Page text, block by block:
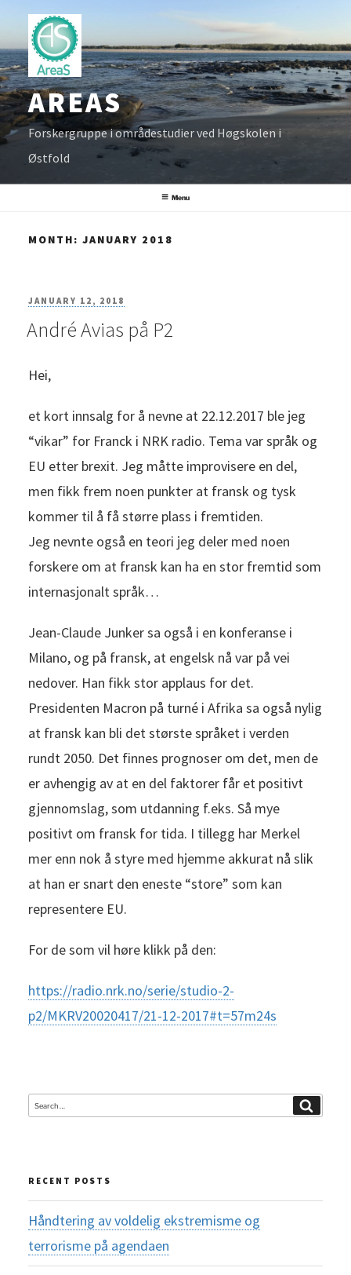
content
AREAS
Forskergruppe i områdestudier ved Høgskolen i
Østfold
Menu
MONTH: JANUARY 2018
POSTED
ON
JANUARY 12, 2018
André Avias på P2
Hei,
et kort innsalg for å nevne at 22.12.2017 ble jeg
“vikar” for Franck i NRK radio. Tema var språk og
EU etter brexit. Jeg måtte improvisere en del,
men fikk frem noen punkter at fransk og tysk
kommer til å få større plass i fremtiden.
Jeg nevnte også en teori jeg deler med noen
forskere om at fransk kan ha en stor fremtid som
internasjonalt språk…
Jean-Claude Junker sa også i en konferanse i
Milano, og på fransk, at engelsk nå var på vei
nedover. Han fikk stor applaus for det.
Presidenten Macron på turné i Afrika sa også nylig
at fransk kan bli det største språket i verden
rundt 2050. Det finnes prognoser om det, men de
er avhengig av at en del faktorer får et positivt
gjennomslag, som utdanning f.eks. Så mye
positivt om fransk for tida. I tillegg har Merkel
mer enn nok å styre med hjemme akkurat nå slik
at han er snart den eneste “store” som kan
representere EU.
For de som vil høre klikk på den:
https://radio.nrk.no/serie/studio-2-
p2/MKRV20020417/21-12-2017#t=57m24s
Search
RECENT POSTS
Håndtering av voldelig ekstremisme og
terrorisme på agendaen